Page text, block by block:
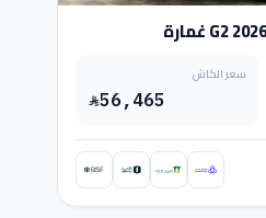
سعر الكاش
56,465